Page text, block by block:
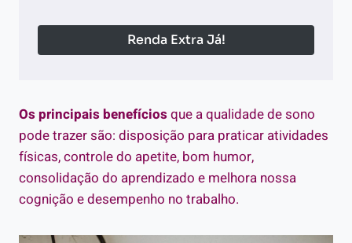
Renda Extra Já!
Os principais benefíciosque a qualidade de sono
pode trazer são: disposição para praticar atividades
físicas, controle do apetite, bom humor,
consolidação do aprendizado e melhora nossa
cognição e desempenho no trabalho.